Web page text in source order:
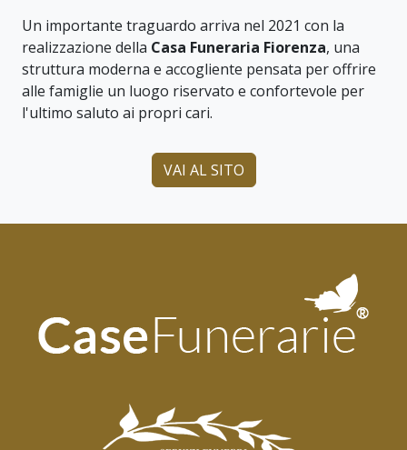
Un importante traguardo arriva nel 2021 con la
realizzazione della Casa Funeraria Fiorenza, una
struttura moderna e accogliente pensata per offrire
alle famiglie un luogo riservato e confortevole per
l'ultimo saluto ai propri cari.
VAI AL SITO